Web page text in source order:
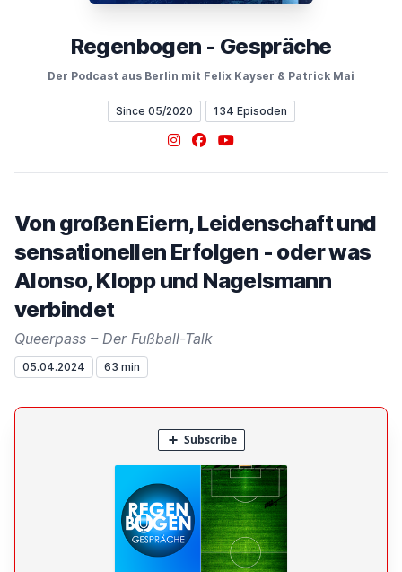
Regenbogen - Gespräche
Der Podcast aus Berlin mit Felix Kayser & Patrick Mai
Since 05/2020 134 Episoden
Instagram
Facebook
YouTube
Von großen Eiern, Leidenschaft und
sensationellen Erfolgen - oder was
Alonso, Klopp und Nagelsmann
verbindet
Queerpass – Der Fußball-Talk
05.04.2024 63 min